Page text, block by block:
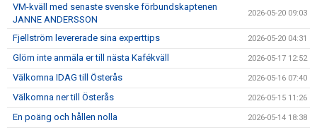
VM-kväll med senaste svenske förbundskaptenen
JANNE ANDERSSON
2026-05-20 09:03
Fjellström levererade sina experttips 2026-05-20 04:31
Glöm inte anmäla er till nästa Kafékväll 2026-05-17 12:52
Välkomna IDAG till Österås 2026-05-16 07:40
Välkomna ner till Österås 2026-05-15 11:26
En poäng och hållen nolla 2026-05-14 18:38